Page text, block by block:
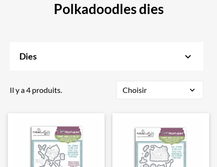
Polkadoodles dies
Dies keyboard_arrow_down
Il y a 4 produits. Choisir expand_more